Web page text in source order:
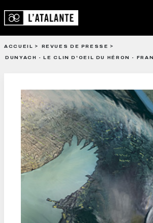
ACCUEIL
REVUES DE PRESSE
DUNYACH - LE CLIN D'OEIL DU HÉRON -